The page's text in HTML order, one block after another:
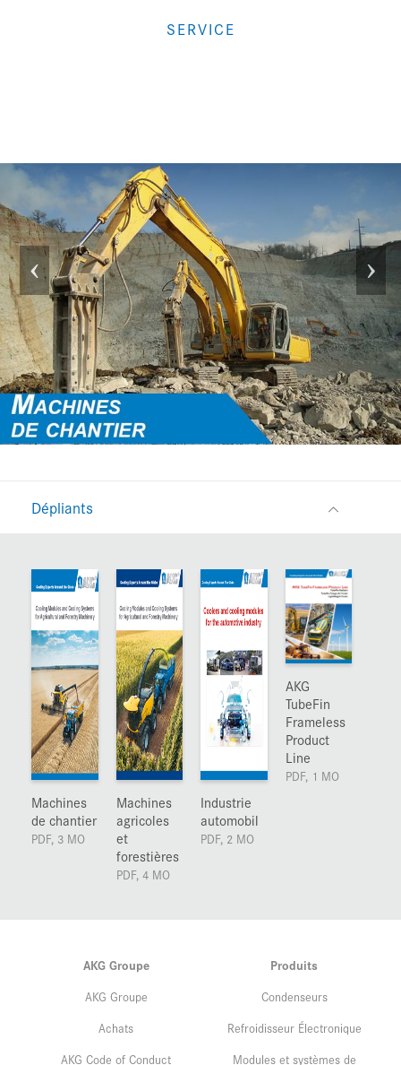
SERVICE
Dépliants
Machines
de chantier
PDF, 3 MO
Machines
agricoles
et
forestières
PDF, 4 MO
Industrie
automobil
PDF, 2 MO
AKG
TubeFin
Frameless
Product
Line
PDF, 1 MO
AKG Groupe
AKG Groupe
Achats
AKG Code of Conduct
Produits
Condenseurs
Refroidisseur Électronique
Modules et systèmes de